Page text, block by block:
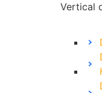
Vertical